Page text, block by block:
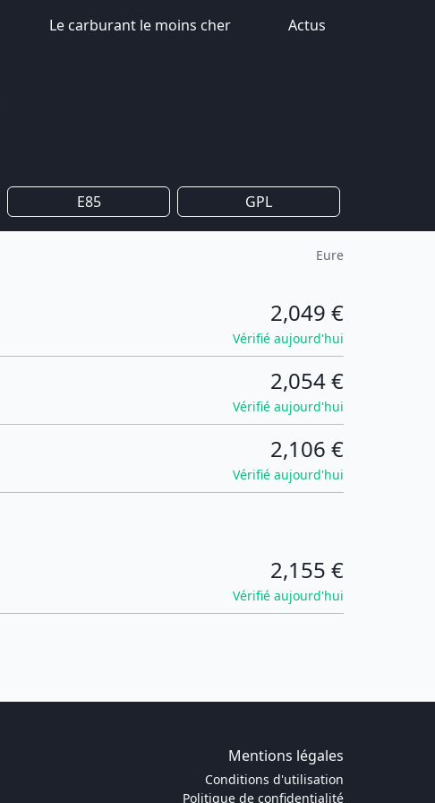
Le carburant le moins cher Actus
E85 GPL
Eure
2,049 €
Vérifié aujourd'hui
2,054 €
Vérifié aujourd'hui
2,106 €
Vérifié aujourd'hui
2,155 €
Vérifié aujourd'hui
Mentions légales
Conditions d'utilisation
Politique de confidentialité